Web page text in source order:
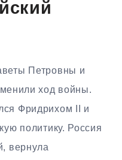
Петровны и
ход войны.
Фридрихом II и
политику. Россия
вернула